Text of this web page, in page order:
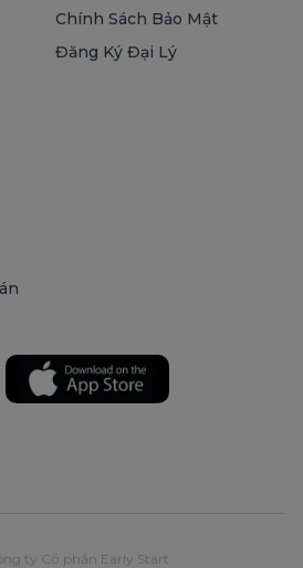
Chính Sách Bảo Mật
Đăng Ký Đại Lý
ty Cổ phần Early Start